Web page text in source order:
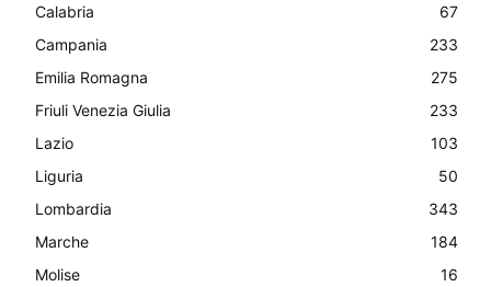
Calabria
67
Campania
233
Emilia Romagna
275
Friuli Venezia Giulia
233
Lazio
103
Liguria
50
Lombardia
343
Marche
184
Molise
16